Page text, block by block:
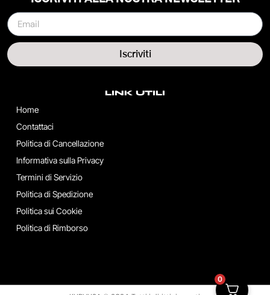
LINK UTILI
Home
Contattaci
Politica di Cancellazione
Informativa sulla Privacy
Termini di Servizio
Politica di Spedizione
Politica sui Cookie
Politica di Rimborso
Iscriviti
0